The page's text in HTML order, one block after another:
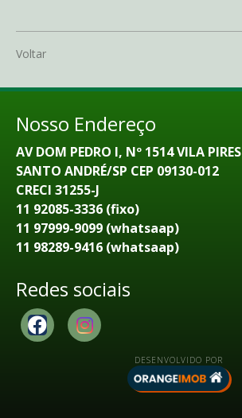
Voltar
Nosso Endereço
AV DOM PEDRO I, Nº 1514 VILA PIRES
SANTO ANDRÉ/SP CEP 09130-012
CRECI 31255-J
11 92085-3336 (fixo)
11 97999-9099 (whatsaap)
11 98289-9416 (whatsaap)
Redes sociais
DESENVOLVIDO POR